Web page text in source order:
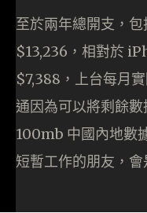
至於兩年總開支，
$13,236，相對於
$7,388，上台每月
通因為可以將剩餘
100mb 中國內地數
短暫工作的朋友，會